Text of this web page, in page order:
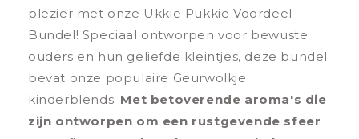
plezier met onze Ukkie Pukkie Voordeel
Bundel! Speciaal ontworpen voor bewuste
ouders en hun geliefde kleintjes, deze bundel
bevat onze populaire Geurwolkje
kinderblends. Met betoverende aroma's die
zijn ontworpen om een rustgevende sfeer